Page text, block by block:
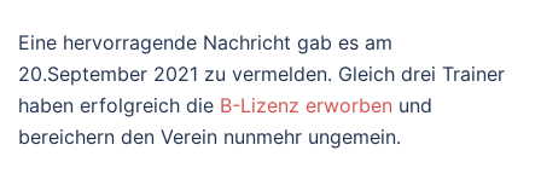
Eine hervorragende Nachricht gab es am
20.September 2021 zu vermelden. Gleich drei Trainer
haben erfolgreich die B-Lizenz erworben und
bereichern den Verein nunmehr ungemein.